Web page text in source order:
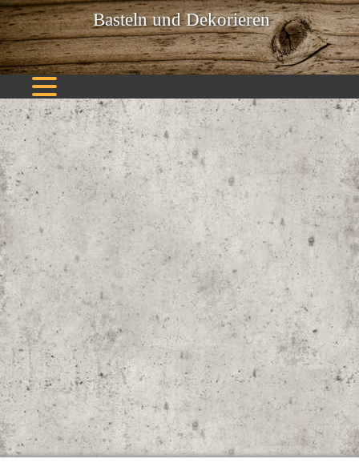
Basteln und Dekorieren